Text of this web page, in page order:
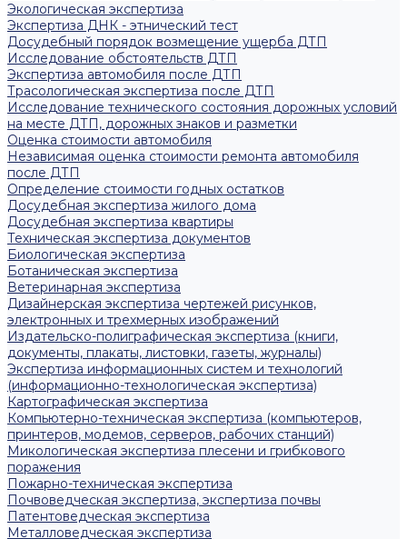
Экологическая экспертиза
Экспертиза ДНК - этнический тест
Досудебный порядок возмещение ущерба ДТП
Исследование обстоятельств ДТП
Экспертиза автомобиля после ДТП
Трасологическая экспертиза после ДТП
Исследование технического состояния дорожных условий
на месте ДТП, дорожных знаков и разметки
Оценка стоимости автомобиля
Независимая оценка стоимости ремонта автомобиля
после ДТП
Определение стоимости годных остатков
Досудебная экспертиза жилого дома
Досудебная экспертиза квартиры
Техническая экспертиза документов
Биологическая экспертиза
Ботаническая экспертиза
Ветеринарная экспертиза
Дизайнерская экспертиза чертежей рисунков,
электронных и трехмерных изображений
Издательско-полиграфическая экспертиза (книги,
документы, плакаты, листовки, газеты, журналы)
Экспертиза информационных систем и технологий
(информационно-технологическая экспертиза)
Картографическая экспертиза
Компьютерно-техническая экспертиза (компьютеров,
принтеров, модемов, серверов, рабочих станций)
Микологическая экспертиза плесени и грибкового
поражения
Пожарно-техническая экспертиза
Почвоведческая экспертиза, экспертиза почвы
Патентоведческая экспертиза
Металловедческая экспертиза